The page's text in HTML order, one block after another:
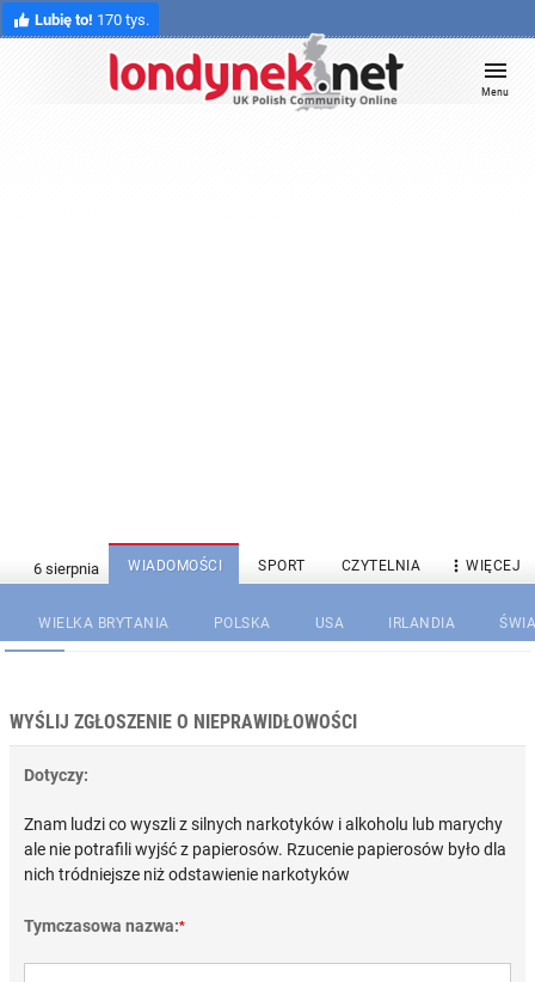
Lubię to! 170 tys.
Menu
WIADOMOŚCI SPORT CZYTELNIA  WIĘCEJ
WIELKA BRYTANIA POLSKA USA IRLANDIA
WYŚLIJ ZGŁOSZENIE O NIEPRAWIDŁOWOŚCI
Dotyczy:
Znam ludzi co wyszli z silnych narkotyków i alkoholu lub marychy
ale nie potrafili wyjść z papierosów. Rzucenie papierosów było dla
nich tródniejsze niż odstawienie narkotyków
Tymczasowa nazwa:*